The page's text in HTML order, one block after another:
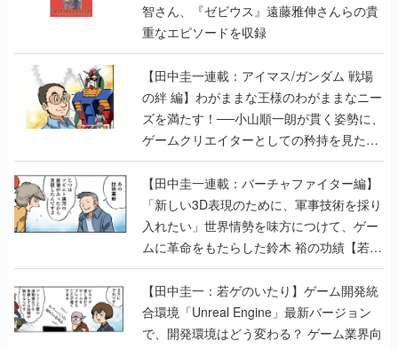
智さん、『ゼビウス』遠藤雅伸さんらの貴
重なエピソードを収録
【田中圭一連載：アイマス/ガンダム 戦場
の絆 編】わがままな王様のわがままなニー
ズを満たす！──小山順一朗が貫く姿勢に、
ゲームクリエイターとしての矜持を見た
【若ゲのいたり最終回】
【田中圭一連載：バーチャファイター編】
「新しい3D表現のために、軍事技術を採り
入れたい」世界情勢を味方につけて、ゲー
ムに革命をもたらした鈴木 裕の功績【若ゲ
のいたり】
【田中圭一：若ゲのいたり】ゲーム開発統
合環境「Unreal Engine」最新バージョン
で、開発環境はどう変わる？ ゲーム業界向